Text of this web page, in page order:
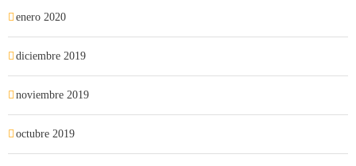
enero 2020
diciembre 2019
noviembre 2019
octubre 2019